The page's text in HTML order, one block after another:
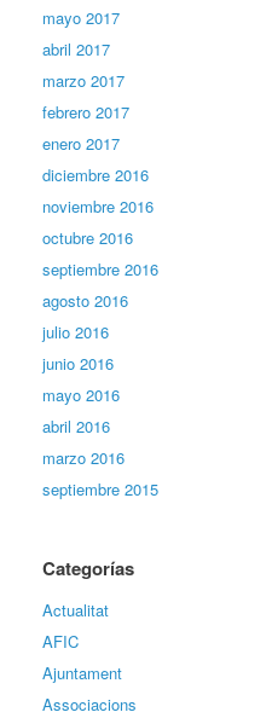
mayo 2017
abril 2017
marzo 2017
febrero 2017
enero 2017
diciembre 2016
noviembre 2016
octubre 2016
septiembre 2016
agosto 2016
julio 2016
junio 2016
mayo 2016
abril 2016
marzo 2016
septiembre 2015
Categorías
Actualitat
AFIC
Ajuntament
Associacions